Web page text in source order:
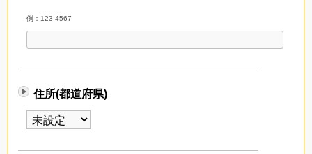
例：123-4567
住所(都道府県)